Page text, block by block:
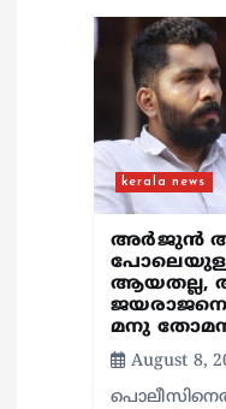
kerala news
അർജുൻ
ആയതല്ല,
മനു
August 8,